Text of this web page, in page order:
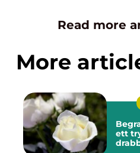
Read more
More
ett